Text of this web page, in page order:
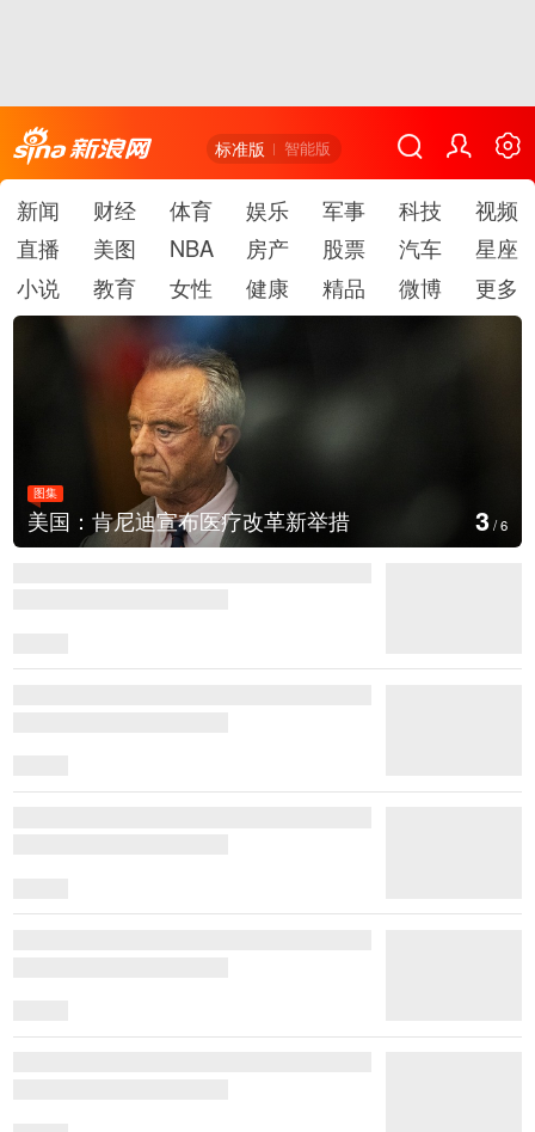
标准版 智能版
新闻 财经 体育 娱乐 军事 科技
视频
直播
美图 NBA 房产 股票 汽车
星座
小说
教育 女性 健康 精品 微博 更多
迪宣布医疗改革新举措 云南普洱
4 /6